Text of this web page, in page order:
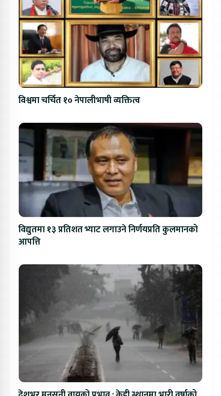
विश्वमा चर्चित १० नेपालीभाषी व्यक्तित्व
विद्युतमा १३ प्रतिशत भ्याट लगाउने निर्णयप्रति कुलमानको
आपत्ति